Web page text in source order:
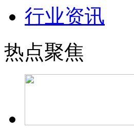
行业资讯
热点聚焦